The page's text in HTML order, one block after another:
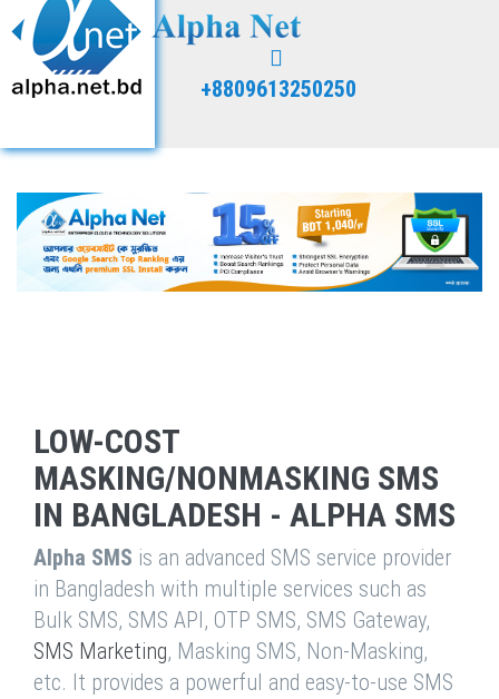
+8809613250250
LOW-COST
MASKING/NONMASKING SMS
IN BANGLADESH - ALPHA SMS
Alpha SMS is an advanced SMS service provider
in Bangladesh with multiple services such as
Bulk SMS, SMS API, OTP SMS, SMS Gateway,
SMS Marketing, Masking SMS, Non-Masking,
etc. It provides a powerful and easy-to-use SMS